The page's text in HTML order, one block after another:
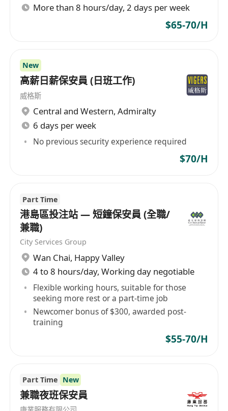
More than 8 hours/day, 2 days per week
$65-70/H
New
高薪日薪保安員 (日班工作)
威格斯
Central and Western, Admiralty
6 days per week
No previous security experience required
$70/H
Part Time
港島區投注站 — 短鐘保安員 (全職/
兼職)
City Services Group
Wan Chai, Happy Valley
4 to 8 hours/day, Working day negotiable
Flexible working hours, suitable for those
seeking more rest or a part-time job
Newcomer bonus of $300, awarded post-
training
$55-70/H
Part Time New
兼職夜班保安員